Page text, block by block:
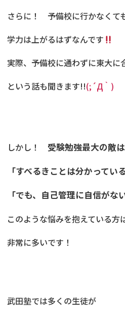
さらに！ 予備校に行かなくて
学力は上がるはずなんです
実際、予備校に通わずに東大に
という話も聞きます!!(;´Д｀)
しかし！ 受験勉強最大の敵
「すべるきことは分かってい
「でも、自己管理に自信がな
このような悩みを抱えている方
非常に多いです！
武田塾では多くの生徒が